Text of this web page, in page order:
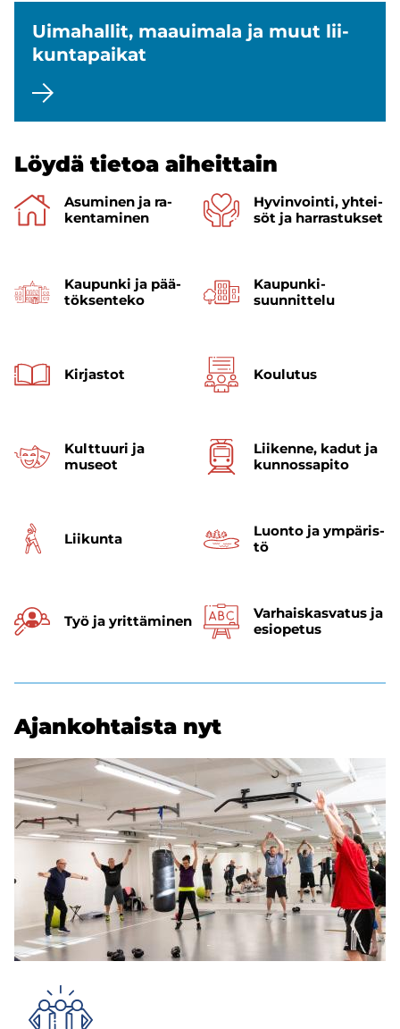
Ui­ma­hal­lit, maa­ui­ma­la ja muut lii­
kun­ta­pai­kat
Löydä tie­toa ai­heit­tain
Asu­mi­nen ja ra­
ken­ta­mi­nen
Hy­vin­voin­ti, yh­tei­
söt ja har­ras­tuk­set
Kau­pun­ki ja pää­
tök­sen­te­ko
Kaupunki­
suunnittelu
Kir­jas­tot Kou­lu­tus
Kult­tuu­ri ja
museot
Lii­ken­ne, kadut ja
kun­nos­sa­pi­to
Lii­kun­ta
Luon­to ja ym­pä­ris­
tö
Työ ja yrit­tä­mi­nen
Varhais­kasvatus ja
esi­opetus
Ajan­koh­tais­ta nyt